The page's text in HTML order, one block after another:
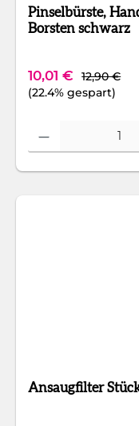
Pinselbürste, Handstück
Borsten schwarz
Verkaufspreis:
10,01 € Regulärer
12,90 €
(22.4% gespart)
Produkt Anzahl: Gib
Ansaugfilter